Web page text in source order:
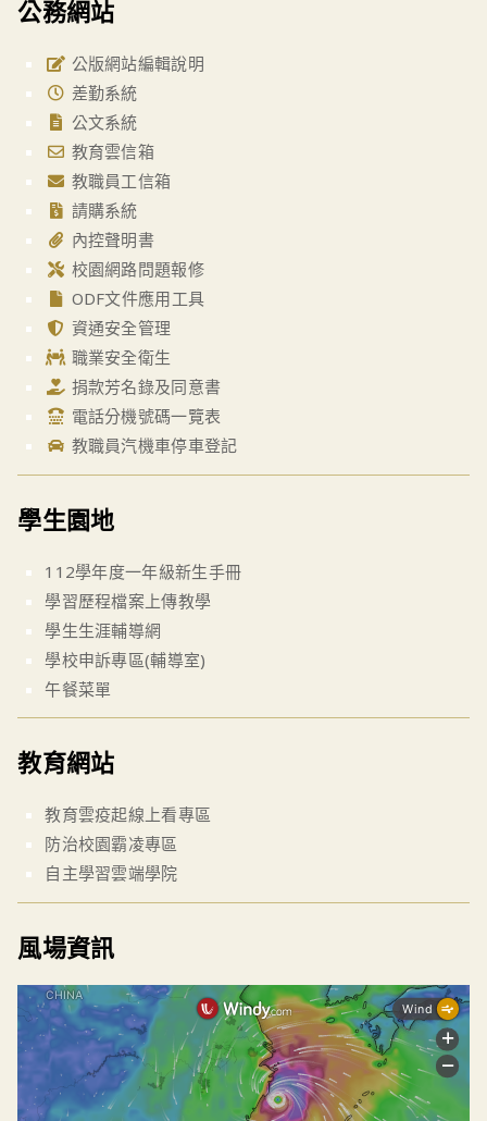
公務網站
公版網站編輯說明
差勤系統
公文系統
教育雲信箱
教職員工信箱
請購系統
內控聲明書
校園網路問題報修
ODF文件應用工具
資通安全管理
職業安全衛生
捐款芳名錄及同意書
電話分機號碼一覽表
教職員汽機車停車登記
學生園地
112學年度一年級新生手冊
學習歷程檔案上傳教學
學生生涯輔導網
學校申訴專區(輔導室)
午餐菜單
教育網站
教育雲疫起線上看專區
防治校園霸凌專區
自主學習雲端學院
風場資訊